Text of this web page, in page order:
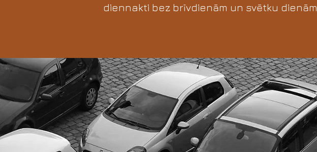
diennakti bez brīvdienām un svētku dienām.